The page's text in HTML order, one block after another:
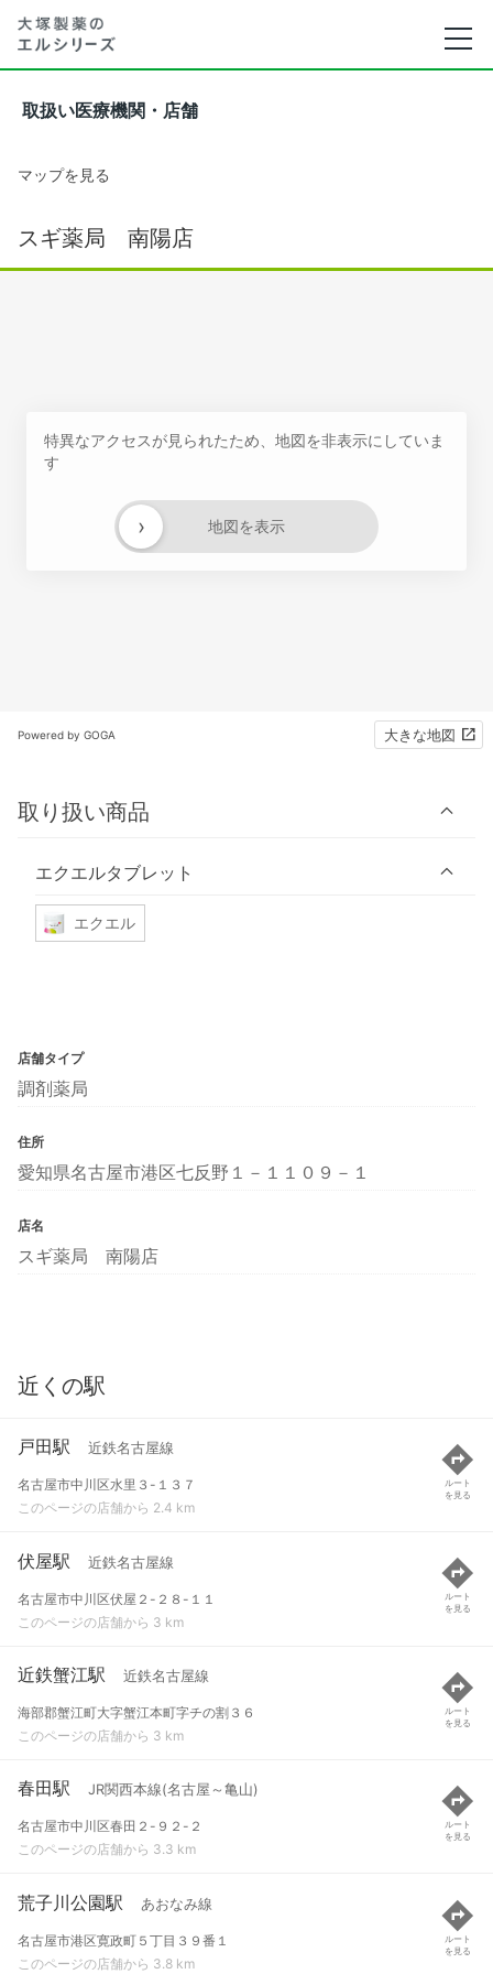
取扱い医療機関・店舗
マップを見る
スギ薬局 南陽店
特異なアクセスが見られたため、地図を非表示にしていま
す
地図を表示
›
Powered by GOGA 大きな地図
取り扱い商品
エクエルタブレット
エクエル
店舗タイプ
調剤薬局
住所
愛知県名古屋市港区七反野１－１１０９－１
店名
スギ薬局 南陽店
近くの駅
戸田駅 近鉄名古屋線
名古屋市中川区水里３-１３７
このページの店舗から 2.4 km
ルート
を見る
伏屋駅 近鉄名古屋線
名古屋市中川区伏屋２-２８-１１
このページの店舗から 3 km
ルート
を見る
近鉄蟹江駅 近鉄名古屋線
海部郡蟹江町大字蟹江本町字チの割３６
このページの店舗から 3 km
ルート
を見る
春田駅 JR関西本線(名古屋～亀山)
名古屋市中川区春田２-９２-２
このページの店舗から 3.3 km
ルート
を見る
荒子川公園駅 あおなみ線
名古屋市港区寛政町５丁目３９番１
このページの店舗から 3.8 km
ルート
を見る